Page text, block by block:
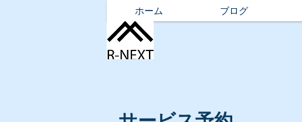
ホーム ブログ